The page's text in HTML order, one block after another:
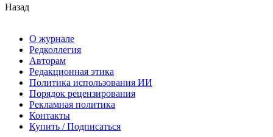
Назад
О журнале
Редколлегия
Авторам
Редакционная этика
Политика использования ИИ
Порядок рецензирования
Рекламная политика
Контакты
Купить / Подписаться